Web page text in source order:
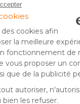
Besoin
04 50